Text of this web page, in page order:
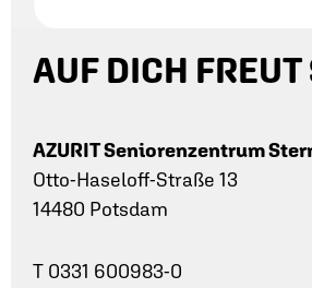
AUF DICH FREUT
AZURIT Seniorenzentrum
Otto-Haseloff-Straße 13
14480 Potsdam
T 0331 600983-0